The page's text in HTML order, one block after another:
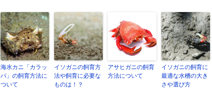
海水カニ「カラッ
パ」の飼育方法に
ついて
イソガニの飼育方
法や飼育に必要な
ものは！？
アサヒガニの飼育
方法について
イソガニの飼育に
最適な水槽の大き
さや選び方